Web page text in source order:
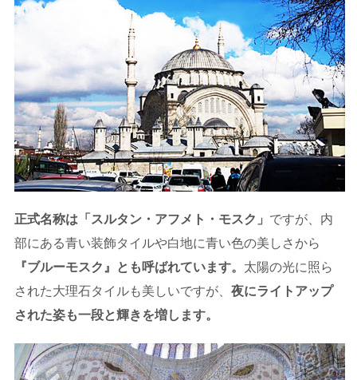
正式名称は「スルタン・アフメト・モスク」 ですが、内
部にある青い装飾タイルや白地に青い色の美しさから
『ブルーモスク』とも呼ばれています。 太陽の光に照ら
された大理石タイルも美しいですが、 夜にライトアップ
された姿も一段と輝きを増します。